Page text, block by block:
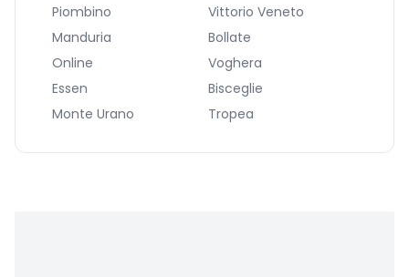
Piombino
Vittorio Veneto
Manduria
Bollate
Online
Voghera
Essen
Bisceglie
Monte Urano
Tropea